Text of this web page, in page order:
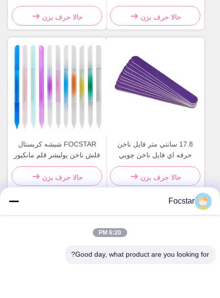
طراحی مواد اسفنج ماندگار
حالا حرف بزن
خصوصی سوهان کریستالی با
کیف چرمی
حالا حرف بزن
17.8 سانتي متر فايل ناخن
حرفه اي فايل ناخن چوبي
طبيعي دو طرفه
حالا حرف بزن
FOCSTAR شیشه کریستال
فلش ناخن پولیشر قلم مانکیور
سیلندر شفاف رنگارنگ
حالا حرف بزن
آدرس
Focstar
6:20 PM
Good day, what product are you looking for?